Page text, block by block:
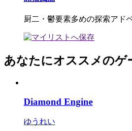
厨二・鬱要素多めの探索アド
あなたにオススメのゲ
Diamond Engine
ゆうれい